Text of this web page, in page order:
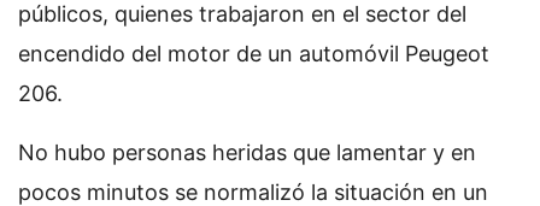
públicos, quienes trabajaron en el sector del
encendido del motor de un automóvil Peugeot
206.
No hubo personas heridas que lamentar y en
pocos minutos se normalizó la situación en un